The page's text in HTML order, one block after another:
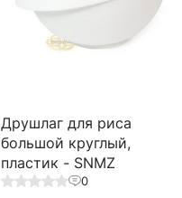
Друшлаг для риса
большой круглый,
пластик - SNMZ
0